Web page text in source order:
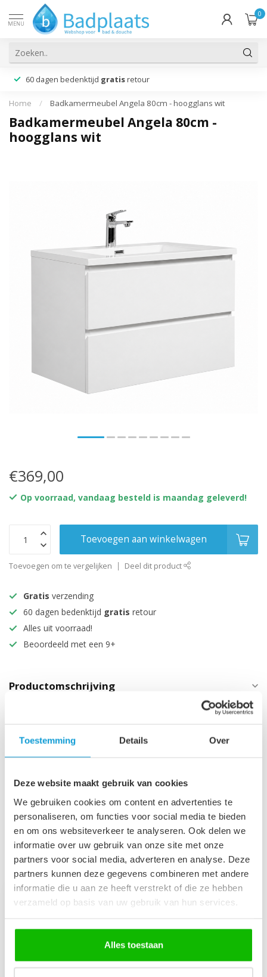
Toestemming Details Over
Deze website maakt gebruik van cookies
We gebruiken cookies om content en advertenties te
personaliseren, om functies voor social media te bieden
en om ons websiteverkeer te analyseren. Ook delen we
informatie over uw gebruik van onze site met onze
partners voor social media, adverteren en analyse. Deze
partners kunnen deze gegevens combineren met andere
informatie die u aan ze heeft verstrekt of die ze hebben
verzameld op basis van uw gebruik van hun services.
Alles toestaan
MENU
0
60 dagen bedenktijd gratis retour
Home / Badkamermeubel Angela 80cm - hoogglans wit
Badkamermeubel Angela 80cm -
hoogglans wit
€369,00
Op voorraad, vandaag besteld is maandag geleverd!
Toevoegen aan winkelwagen
Toevoegen om te vergelijken Deel dit product
Gratis verzending
60 dagen bedenktijd gratis retour
Alles uit voorraad!
Beoordeeld met een 9+
Productomschrijving
Maak je aankoop compleet
Badkamerkast Angela 40 x
Op voorraad
€299,00
Recent bekeken